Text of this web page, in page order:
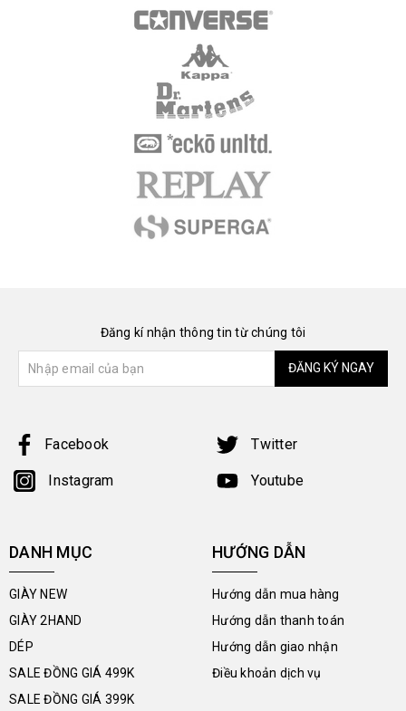
Đăng kí nhận thông tin từ chúng tôi
ĐĂNG KÝ NGAY
Facebook Twitter
Instagram Youtube
DANH MỤC
GIÀY NEW
GIÀY 2HAND
DÉP
SALE ĐỒNG GIÁ 499K
SALE ĐỒNG GIÁ 399K
HƯỚNG DẪN
Hướng dẫn mua hàng
Hướng dẫn thanh toán
Hướng dẫn giao nhận
Điều khoản dịch vụ